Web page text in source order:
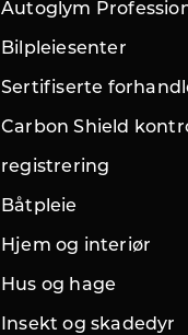
Autoglym
Bilpleiesenter
Sertifiserte
Carbon Shield
registrering
Båtpleie
Hjem og interiør
Hus og hage
Insekt og skadedyr